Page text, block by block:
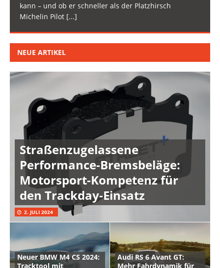
kann – und ob er schneller als der Platzhirsch
Michelin Pilot [...]
NEUE ARTIKEL
Straßenzugelassene
Performance-Bremsbeläge:
Motorsport-Kompetenz für
den Trackday-Einsatz
2. JULI 2024
Neuer BMW M4 CS 2024:
Tracktool mit
Audi RS 6 Avant GT:
Mehr Fahrdynamik für